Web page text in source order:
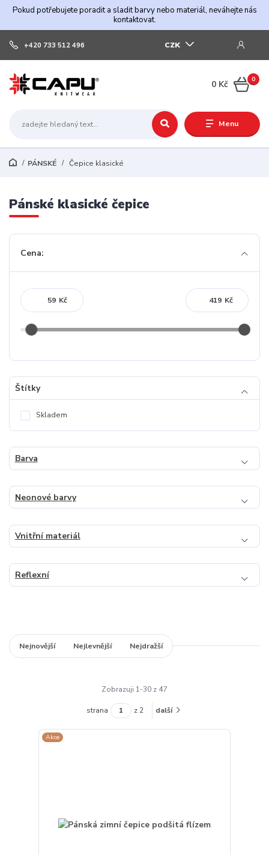
Pokud potřebujete poradit a sladit barvy nebo materiál, neváhejte nás
kontaktovat.
Menu
CZK
+420 733 512 496
0
0 Kč
PÁNSKÉ Čepice klasické
Pánské klasické čepice
Cena:
Kč Kč
Štítky
Skladem
Barva
Neonové barvy
Vnitřní materiál
Reflexní
Nejnovější Nejlevnější Nejdražší
Zobrazuji 1-30 z 47
strana z 2 další
Akce